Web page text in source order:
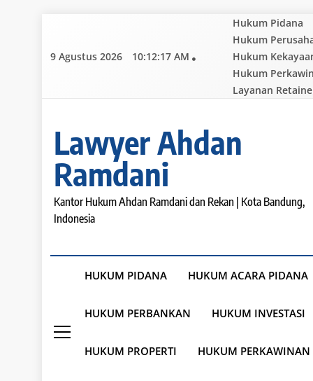
content
9 Agustus 2026 10:12:18 AM
Hukum Pidana
Hukum
Hukum
Hukum
Layanan
Lawyer Ahdan
Ramdani
Kantor Hukum Ahdan Ramdani dan Rekan | Kota Bandung,
Indonesia
HUKUM PIDANA HUKUM ACARA PIDANA
HUKUM PERBANKAN HUKUM INVESTASI
HUKUM PROPERTI HUKUM PERKAWINAN